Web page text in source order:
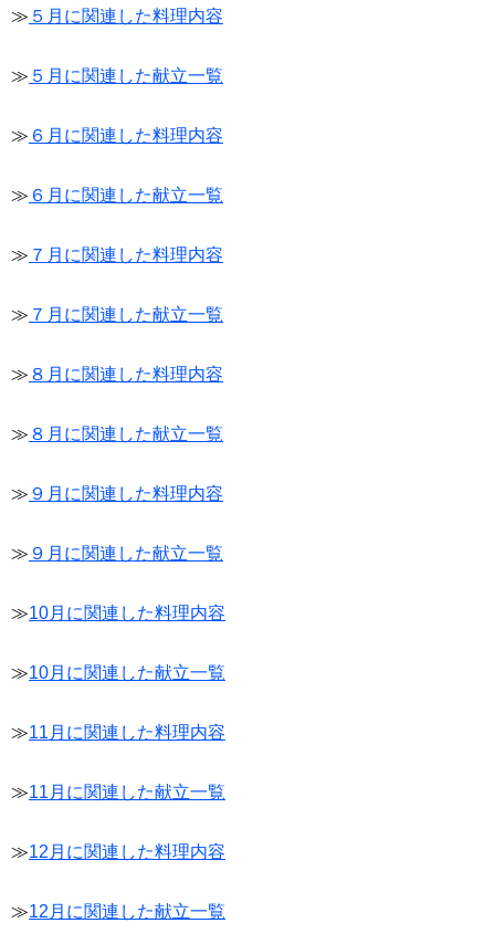
≫ ５月に関連した料理内容
≫ ５月に関連した献立一覧
≫ ６月に関連した料理内容
≫ ６月に関連した献立一覧
≫ ７月に関連した料理内容
≫ ７月に関連した献立一覧
≫ ８月に関連した料理内容
≫ ８月に関連した献立一覧
≫ ９月に関連した料理内容
≫ ９月に関連した献立一覧
≫10月に関連した料理内容
≫10月に関連した献立一覧
≫11月に関連した料理内容
≫11月に関連した献立一覧
≫12月に関連した料理内容
≫12月に関連した献立一覧